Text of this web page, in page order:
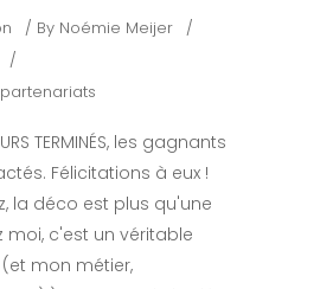
By Noémie Meijer
partenariats
TERMINÉS, les gagnants
Félicitations à eux !
la déco est plus qu'une
moi, c'est un véritable
mon métier,